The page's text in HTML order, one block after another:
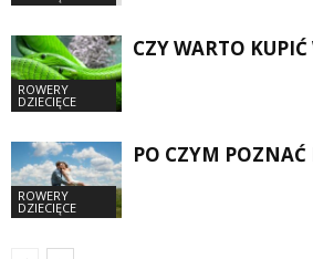
ROWERY
DZIECIĘCE
CZY WARTO
ROWERY
DZIECIĘCE
PO CZYM POZNAĆ